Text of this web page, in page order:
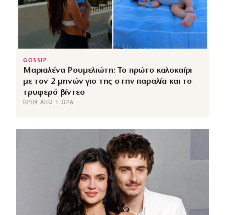
GOSSIP
Μαριαλένα Ρουμελιώτη: Το πρώτο καλοκαίρι
με τον 2 μηνών γιο της στην παραλία και το
τρυφερό βίντεο
ΠΡΙΝ ΑΠΌ 1 ΏΡΑ